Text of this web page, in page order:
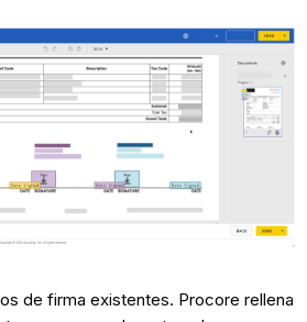
de firma existentes. Procore rellena